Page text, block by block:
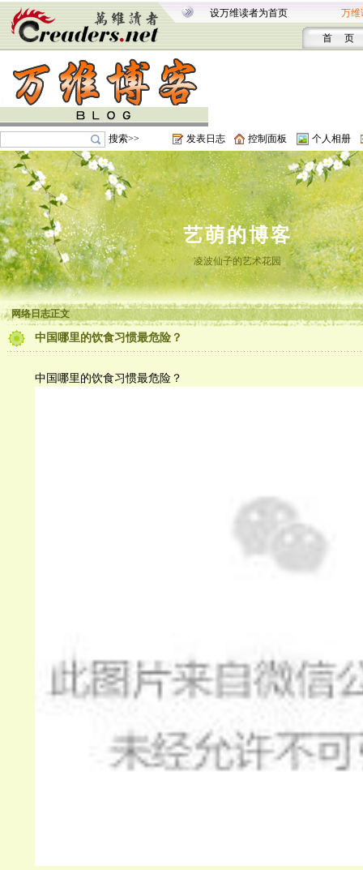
设万维读者为首页 万维
首 页
搜索>> 发表日志 控制面板 个人相册
艺萌的博客
凌波仙子的艺术花园
网络日志正文
中国哪里的饮食习惯最危险？
中国哪里的饮食习惯最危险？